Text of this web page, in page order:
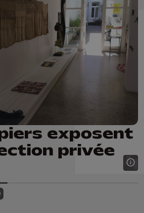
exposent
privée
FaceBook
sur LinkedIn
sur Whatsapp